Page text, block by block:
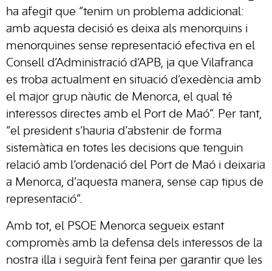
ha afegit que “tenim un problema addicional:
amb aquesta decisió es deixa als menorquins i
menorquines sense representació efectiva en el
Consell d’Administració d’APB, ja que Vilafranca
es troba actualment en situació d’exedència amb
el major grup nàutic de Menorca, el qual té
interessos directes amb el Port de Maó”. Per tant,
“el president s’hauria d’abstenir de forma
sistemàtica en totes les decisions que tenguin
relació amb l’ordenació del Port de Maó i deixaria
a Menorca, d’aquesta manera, sense cap tipus de
representació”.
Amb tot, el PSOE Menorca segueix estant
compromès amb la defensa dels interessos de la
nostra illa i seguirà fent feina per garantir que les